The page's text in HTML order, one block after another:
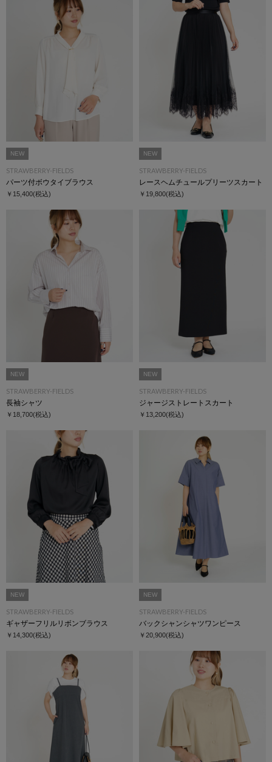
NEW
STRAWBERRY-FIELDS
パーツ付ボウタイブラウス
￥15,400(税込)
NEW
STRAWBERRY-FIELDS
レースヘムチュールプリーツスカート
￥19,800(税込)
NEW
STRAWBERRY-FIELDS
長袖シャツ
￥18,700(税込)
NEW
STRAWBERRY-FIELDS
ジャージストレートスカート
￥13,200(税込)
NEW
STRAWBERRY-FIELDS
ギャザーフリルリボンブラウス
￥14,300(税込)
NEW
STRAWBERRY-FIELDS
バックシャンシャツワンピース
￥20,900(税込)